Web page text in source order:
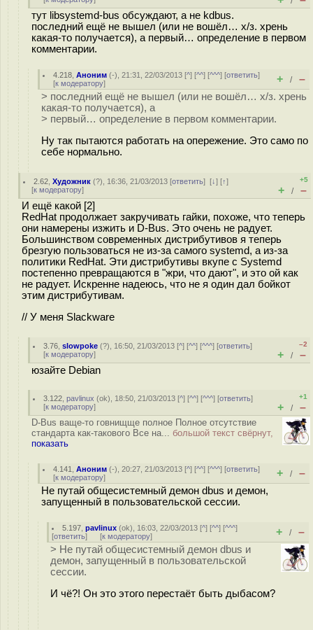
тут libsystemd-bus обсуждают, а не kdbus.
последний ещё не вышел (или не вошёл… х/з. хрень
какая-то получается), а первый… определение в первом
комментарии.
4.218 ,Аноним (-), 21:31, 22/03/2013 [^] [^^] [^^^] [ответить]
[к модератору] + / –
> последний ещё не вышел (или не вошёл… х/з. хрень
какая-то получается), а
> первый… определение в первом комментарии.
Ну так пытаются работать на опережение. Это само по
себе нормально.
2.62 ,Художник (?), 16:36, 21/03/2013 [ответить][↓] [↑]
[к модератору]
+5
+ / –
И ещё какой [2]
RedHat продолжает закручивать гайки, похоже, что теперь
они намерены изжить и D-Bus. Это очень не радует.
Большинством современных дистрибутивов я теперь
брезгую пользоваться не из-за самого systemd, а из-за
политики RedHat. Эти дистрибутивы вкупе с Systemd
постепенно превращаются в "жри, что дают", и это ой как
не радует. Искренне надеюсь, что не я один дал бойкот
этим дистрибутивам.
// У меня Slackware
3.76 ,slowpoke (?), 16:50, 21/03/2013 [^] [^^] [^^^] [ответить]
[к модератору]
–2
+ / –
юзайте Debian
3.122 ,pavlinux (ok), 18:50, 21/03/2013 [^] [^^] [^^^] [ответить]
[к модератору]
+1
+ / –
D-Bus ваще-то говнищще полное Полное отсутствие
стандарта как-такового Все на... большой текст свёрнут,
показать
4.141 ,Аноним (-), 20:27, 21/03/2013 [^] [^^] [^^^] [ответить]
[к модератору] + / –
Не путай общесистемный демон dbus и демон,
запущенный в пользовательской сессии.
5.197 ,pavlinux (ok), 16:03, 22/03/2013 [^] [^^] [^^^]
[ответить] [к модератору] + / –
> Не путай общесистемный демон dbus и
демон, запущенный в пользовательской
сессии.
И чё?! Он это этого перестаёт быть дыбасом?